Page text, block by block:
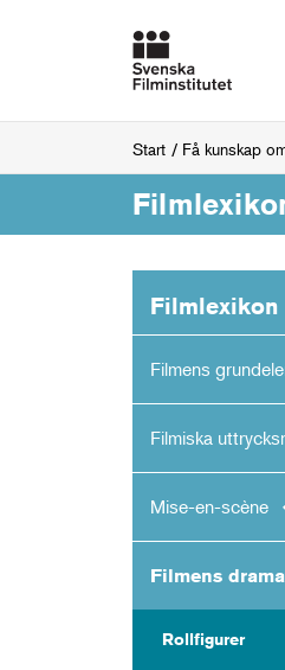
Start Få kunskap
Filmlexikon
Filmens
Filmiska
Mise-en-scène
Filmens
Rollfigurer